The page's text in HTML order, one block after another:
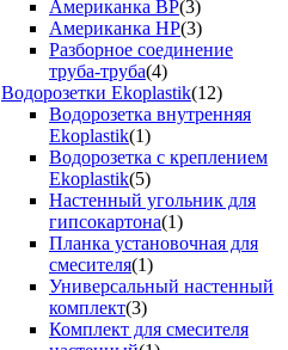
Американка ВР(3)
Американка НР(3)
Разборное соединение
труба-труба(4)
Водорозетки Ekoplastik(12)
Водорозетка внутренняя
Ekoplastik(1)
Водорозетка с креплением
Ekoplastik(5)
Настенный угольник для
гипсокартона(1)
Планка установочная для
смесителя(1)
Универсальный настенный
комплект(3)
Комплект для смесителя